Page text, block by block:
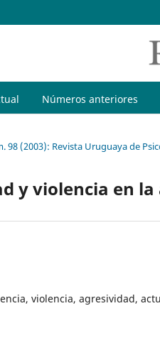
Números anteriores
98 (2003): Revista Uruguaya de
y violencia en la
violencia, agresividad,